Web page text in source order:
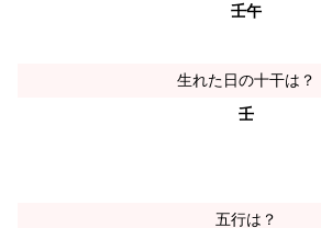
壬午
生れた日の十干は？
壬
五行は？